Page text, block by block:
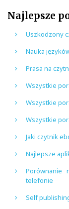
Najlepsze
Uszkodzony
Nauka
Prasa na
Wszystkie
Wszystkie
Wszystkie
Jaki czytnik
Najlepsze
Porównanie
telefonie
Self